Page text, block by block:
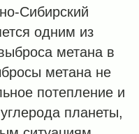
Сибирский
одним из
метана в
метана не
потепление и
планеты,